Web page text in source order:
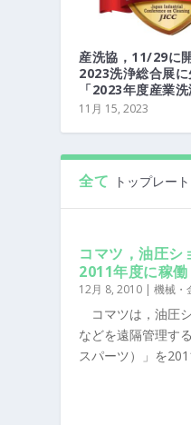
産洗協，11/29に
2023洗浄総合展に
「2023年度産業
11月 15, 2023
全て トップレート
コマツ，油圧シ
2011年度に稼働
12月 8, 2010 |機械・
コマツは，油圧
などを遠隔管理す
スパーツ）」を